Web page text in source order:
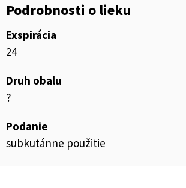
Podrobnosti o lieku
Exspirácia
24
Druh obalu
?
Podanie
subkutánne použitie